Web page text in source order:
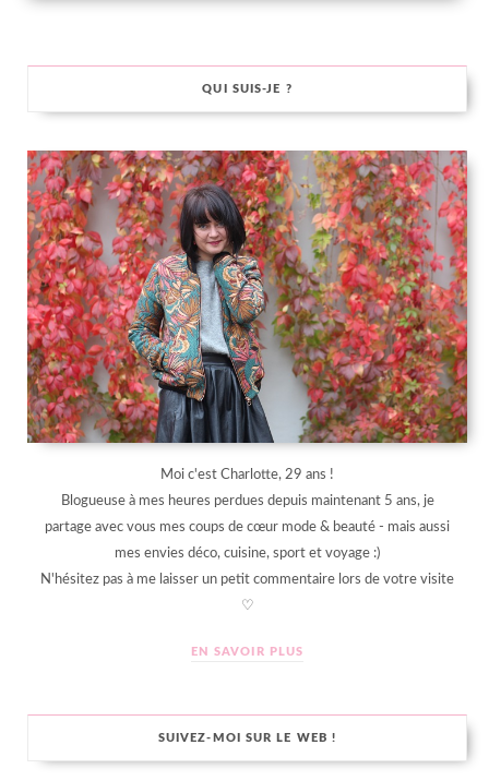
QUI SUIS-JE ?
Moi c'est Charlotte, 29 ans !
Blogueuse à mes heures perdues depuis maintenant 5 ans, je
partage avec vous mes coups de cœur mode & beauté - mais aussi
mes envies déco, cuisine, sport et voyage :)
N'hésitez pas à me laisser un petit commentaire lors de votre visite
♡
EN SAVOIR PLUS
SUIVEZ-MOI SUR LE WEB !